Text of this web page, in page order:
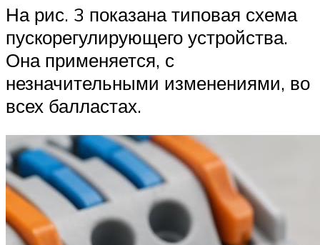
На рис. 3 показана типовая схема
пускорегулирующего устройства.
Она применяется, с
незначительными изменениями, во
всех балластах.